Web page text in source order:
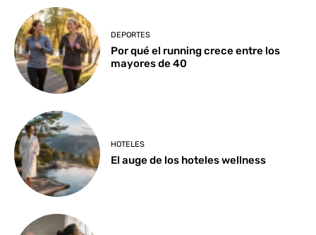
DEPORTES
Por qué el running crece entre los
mayores de 40
HOTELES
El auge de los hoteles wellness